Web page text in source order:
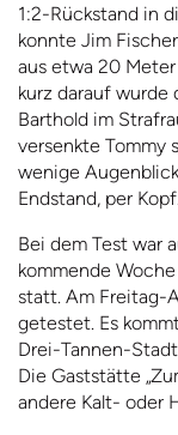
1:2-Rückstand in
konnte Jim
aus etwa 20
kurz darauf wurde
Barthold im
versenkte Tommy
wenige
Endstand, per
Bei dem Test war
kommende
statt. Am Freitag-
getestet. Es
Drei-Tannen-
Die Gaststätte
andere Kalt- oder